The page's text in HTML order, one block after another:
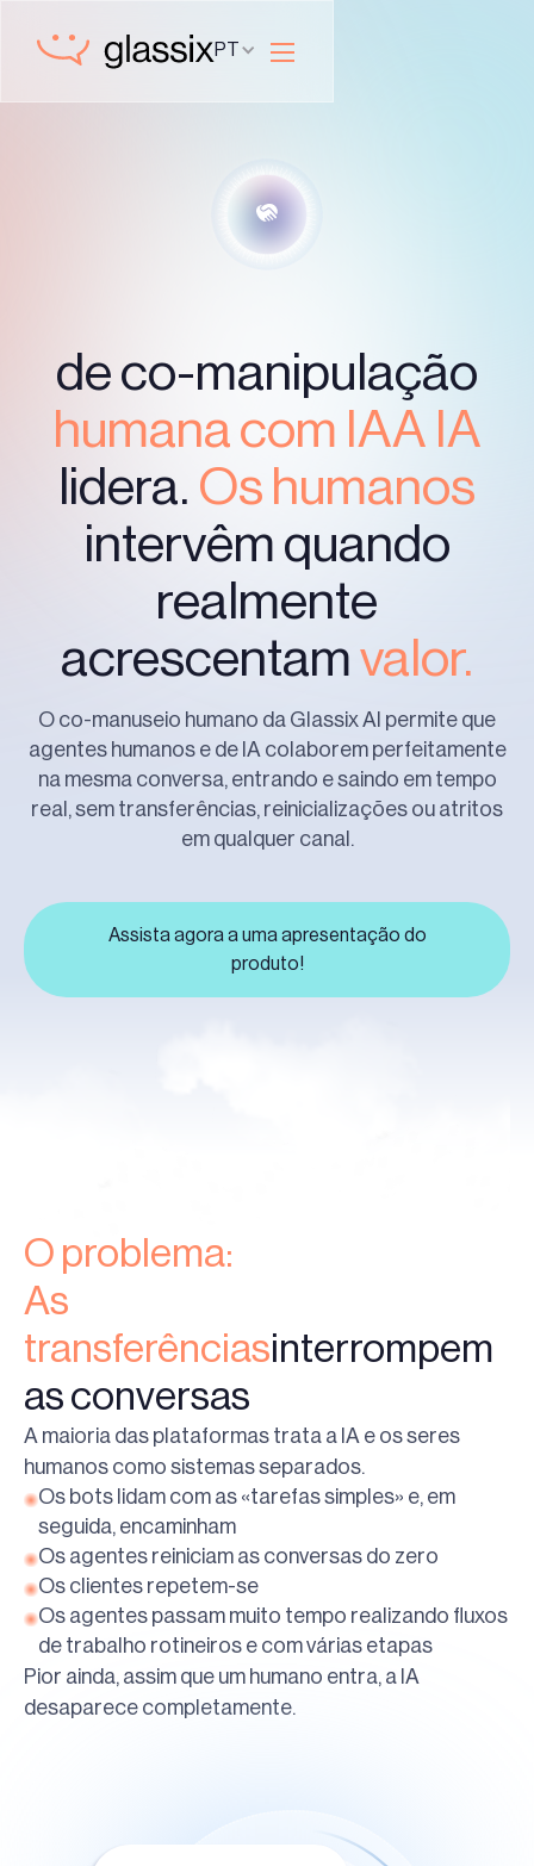
PT
de co-manipulação
humana com IA‍A IA
lidera. Os humanos
intervêm quando
realmente
acrescentamvalor.
O co-manuseio humano da Glassix AI permite que
agentes humanos e de IA colaborem perfeitamente
na mesma conversa, entrando e saindo em tempo
real, sem transferências, reinicializações ou atritos
em qualquer canal.
Assista agora a uma apresentação do
produto!
O problema:
‍As
transferênciasinterrompem
as conversas
A maioria das plataformas trata a IA e os seres
humanos como sistemas separados.
Os bots lidam com as «tarefas simples» e, em
seguida, encaminham
Os agentes reiniciam as conversas do zero
Os clientes repetem-se
Os agentes passam muito tempo realizando fluxos
de trabalho rotineiros e com várias etapas
Pior ainda, assim que um humano entra, a IA
desaparece completamente.